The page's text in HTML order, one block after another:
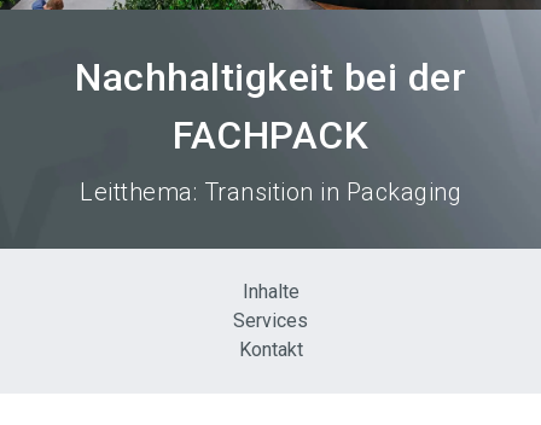
Nachhaltigkeit bei der
FACHPACK
Leitthema: Transition in Packaging
Inhalte
Services
Kontakt